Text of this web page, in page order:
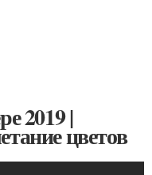
2019 |
цветов